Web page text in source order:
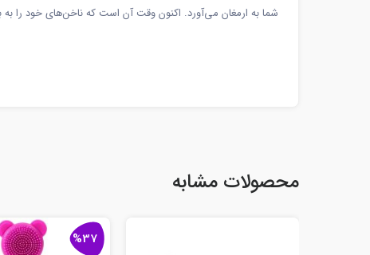
شما به ارمغان می‌آورد. اکنون وقت آن است که ناخن‌های خود را
محصولات مشابه
%37